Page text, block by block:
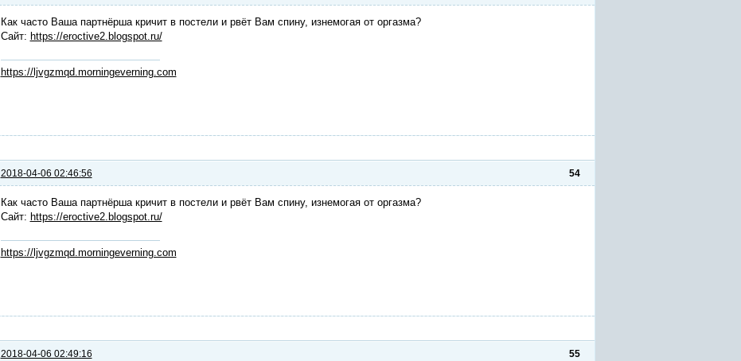
Как часто Ваша партнёрша кричит в постели и рвёт Вам спину, изнемогая от оргазма?
Сайт: https://eroctive2.blogspot.ru/
https://ljvgzmqd.morningeverning.com
54
2018-04-06 02:46:56
Как часто Ваша партнёрша кричит в постели и рвёт Вам спину, изнемогая от оргазма?
Сайт: https://eroctive2.blogspot.ru/
https://ljvgzmqd.morningeverning.com
55
2018-04-06 02:49:16